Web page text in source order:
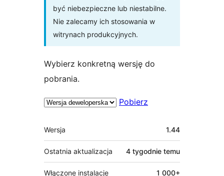
być niebezpieczne lub niestabilne.
Nie zalecamy ich stosowania w
witrynach produkcyjnych.
Wybierz konkretną wersję do
pobrania.
Pobierz
Meta
Wersja 1.44
Ostatnia aktualizacja 4 tygodnie temu
Włączone instalacje 1 000+